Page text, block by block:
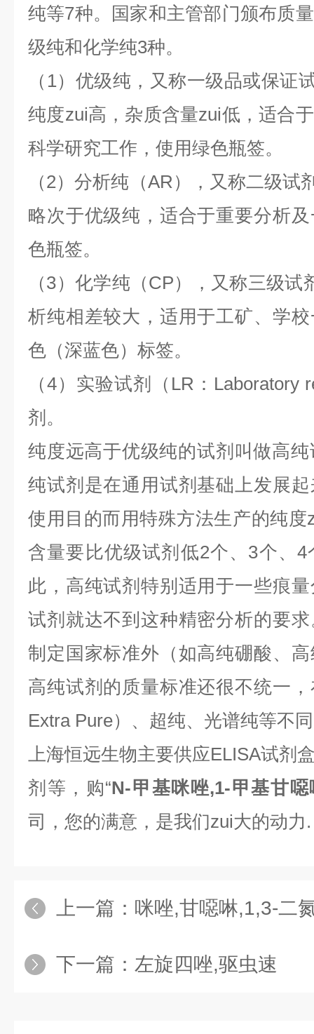
纯等7种。国家和主管部门颁布质
级纯和化学纯3种。
（1）优级纯，又称一级品或保证
纯度zui高，杂质含量zui低，适合
科学研究工作，使用绿色瓶签。
（2）分析纯（AR），又称二级试
略次于优级纯，适合于重要分析
色瓶签。
（3）化学纯（CP），又称三级
析纯相差较大，适用于工矿、学
色（深蓝色）标签。
（4）实验试剂（LR：Laboratory
剂。
纯度远高于优级纯的试剂叫做高
纯试剂是在通用试剂基础上发展
使用目的而用特殊方法生产的纯
含量要比优级试剂低2个、3个、
此，高纯试剂特别适用于一些痕
试剂就达不到这种精密分析的要
制定国家标准外（如高纯硼酸、
高纯试剂的质量标准还很不统一
Extra Pure）、超纯、光谱纯等不
上海恒远生物主要供应ELISA试剂
剂等，购“N-甲基咪唑,1-甲基甘噁
司，您的满意，是我们zui大的动力.
上一篇： 咪唑,甘噁啉,1,3-二
下一篇： 左旋四唑,驱虫速